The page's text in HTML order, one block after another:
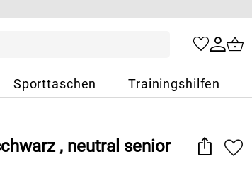
Sporttaschen Trainingshilfen
, neutral senior